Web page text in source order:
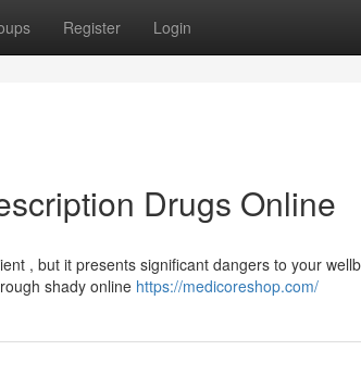
Register Login
Drugs Online
, but it presents significant dangers to your
shady online https://medicoreshop.com/